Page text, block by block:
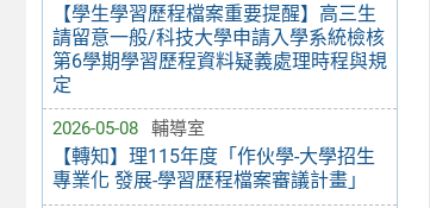
【學生學習歷程檔案重要提醒】高三生
請留意一般/科技大學申請入學系統檢核
第6學期學習歷程資料疑義處理時程與規
定
2026-05-08 輔導室
【轉知】理115年度「作伙學-大學招生
專業化 發展-學習歷程檔案審議計畫」